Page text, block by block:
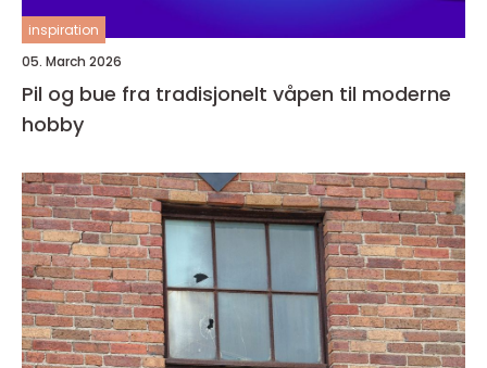
inspiration
05. March 2026
Pil og bue fra tradisjonelt våpen til moderne
hobby